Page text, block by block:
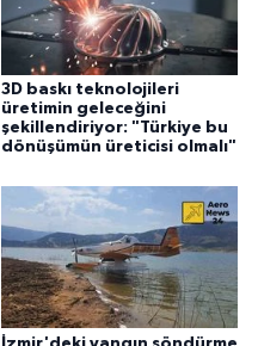
3D baskı teknolojileri
üretimin geleceğini
şekillendiriyor: "Türkiye bu
dönüşümün üreticisi olmalı"